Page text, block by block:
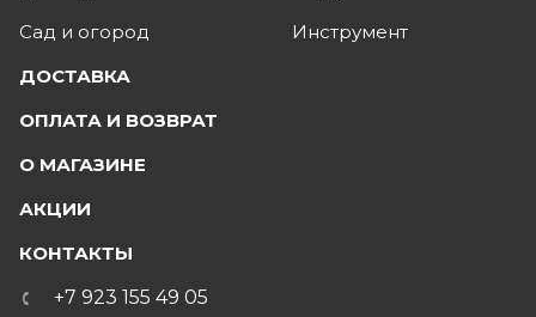
Сад и огород
Инструмент
ДОСТАВКА
ОПЛАТА И ВОЗВРАТ
О МАГАЗИНЕ
АКЦИИ
КОНТАКТЫ
+7 923 155 49 05